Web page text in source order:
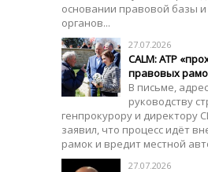
основании правовой базы
органов...
27.07.2026
CALM: АТР
правовых
В письме,
руководству
генпрокурору и директору
заявил, что процесс идёт
рамок и вредит местной
27.07.2026